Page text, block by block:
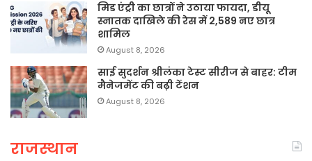
मिड एंट्री का छात्रों ने उठाया फायदा, डीयू
स्नातक दाखिले की रेस में 2,589 नए छात्र
शामिल
August 8, 2026
साई सुदर्शन श्रीलंका टेस्ट सीरीज से बाहर: टीम
मैनेजमेंट की बढ़ी टेंशन
August 8, 2026
राजस्थान